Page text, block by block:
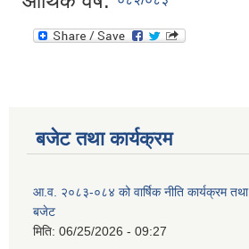
बजेट तथा कार्यक्रम
आ.व. २०८३-०८४ को वार्षिक नीति कार्यक्रम तथा
बजेट
मिति: 06/25/2026 - 09:27